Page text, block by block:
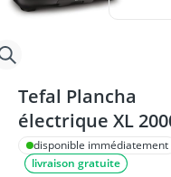
Tefal Plancha
électrique XL
CB501812
disponible immédiatement
livraison gratuite